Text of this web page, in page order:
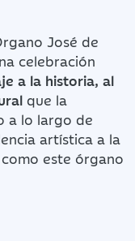
José de
celebración
a la historia, al
que la
a lo largo de
artística a la
este órgano